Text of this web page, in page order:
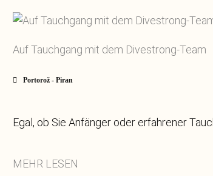
Auf Tauchgang mit dem Divestrong-Team
Portorož - Piran
Egal, ob Sie Anfänger oder erfahrener
MEHR LESEN